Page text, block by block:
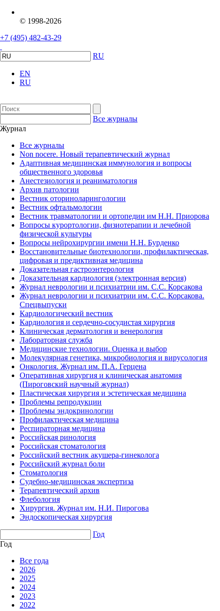
© 1998-2026
+7 (495) 482-43-29
RU
EN
RU
Все журналы
Журнал
Все журналы
Non nocere. Новый терапевтический журнал
Адаптивная медицинская иммунология и вопросы
общественного здоровья
Анестезиология и реаниматология
Архив патологии
Вестник оториноларингологии
Вестник офтальмологии
Вестник травматологии и ортопедии им Н.Н. Приорова
Вопросы курортологии, физиотерапии и лечебной
физической культуры
Вопросы нейрохирургии имени Н.Н. Бурденко
Восстановительные биотехнологии, профилактическая,
цифровая и предиктивная медицина
Доказательная гастроэнтерология
Доказательная кардиология (электронная версия)
Журнал неврологии и психиатрии им. С.С. Корсакова
Журнал неврологии и психиатрии им. С.С. Корсакова.
Спецвыпуски
Кардиологический вестник
Кардиология и сердечно-сосудистая хирургия
Клиническая дерматология и венерология
Лабораторная служба
Медицинские технологии. Оценка и выбор
Молекулярная генетика, микробиология и вирусология
Онкология. Журнал им. П.А. Герцена
Оперативная хирургия и клиническая анатомия
(Пироговский научный журнал)
Пластическая хирургия и эстетическая медицина
Проблемы репродукции
Проблемы эндокринологии
Профилактическая медицина
Респираторная медицина
Российская ринология
Российская стоматология
Российский вестник акушера-гинеколога
Российский журнал боли
Стоматология
Судебно-медицинская экспертиза
Терапевтический архив
Флебология
Хирургия. Журнал им. Н.И. Пирогова
Эндоскопическая хирургия
Год
Год
Все года
2026
2025
2024
2023
2022